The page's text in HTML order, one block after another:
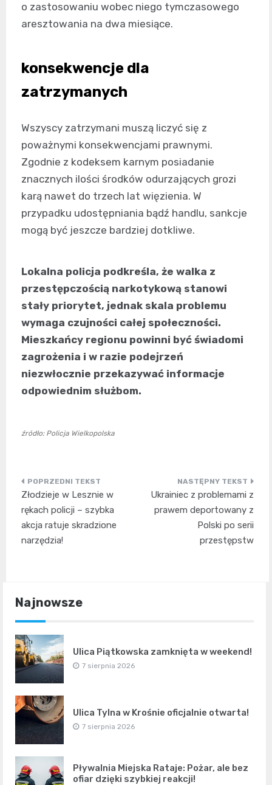
o zastosowaniu wobec niego tymczasowego
aresztowania na dwa miesiące.
konsekwencje dla
zatrzymanych
Wszyscy zatrzymani muszą liczyć się z
poważnymi konsekwencjami prawnymi.
Zgodnie z kodeksem karnym posiadanie
znacznych ilości środków odurzających grozi
karą nawet do trzech lat więzienia. W
przypadku udostępniania bądź handlu, sankcje
mogą być jeszcze bardziej dotkliwe.
Lokalna policja podkreśla, że walka z
przestępczością narkotykową stanowi
stały priorytet, jednak skala problemu
wymaga czujności całej społeczności.
Mieszkańcy regionu powinni być świadomi
zagrożenia i w razie podejrzeń
niezwłocznie przekazywać informacje
odpowiednim służbom.
źródło: Policja Wielkopolska
Nawigacja
wpisu
Złodzieje w Lesznie w
rękach policji – szybka
akcja ratuje skradzione
narzędzia!
Ukrainiec z problemami z
prawem deportowany z
Polski po serii
przestępstw
Najnowsze
Ulica Piątkowska zamknięta w weekend!
7 sierpnia 2026
Ulica Tylna w Krośnie oficjalnie otwarta!
7 sierpnia 2026
Pływalnia Miejska Rataje: Pożar, ale bez
ofiar dzięki szybkiej reakcji!